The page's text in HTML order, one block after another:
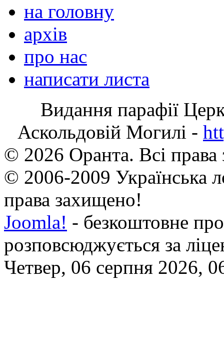
на головну
архів
про нас
написати листа
Видання парафії
Аскольдовій Могилі -
© 2026 Оранта. Всі
© 2006-2009 Українська
права захищено!
Joomla! - безкоштовне
розповсюджується за
Четвер, 06 серпня 2026,